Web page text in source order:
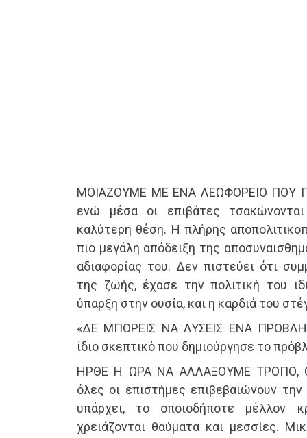
ΜΟΙΑΖΟΥΜΕ ΜΕ ΕΝΑ ΛΕΩΦΟΡΕΙΟ ΠΟΥ
ενώ μέσα οι επιβάτες
καλύτερη θέση. Η πλήρης
πιο μεγάλη απόδειξη της
αδιαφορίας του. Δεν πιστεύει ότι
της ζωής, έχασε την πολιτική του
ύπαρξη στην ουσία, και η καρδιά του
«ΔΕ ΜΠΟΡΕΙΣ ΝΑ ΛΥΣΕΙΣ ΕΝΑ
ίδιο σκεπτικό που δημιούργησε το
HΡΘΕ Η ΩΡΑ ΝΑ ΑΛΛΑΞΟΥΜΕ ΤΡΟΠΟ,
όλες οι επιστήμες επιβεβαιώνουν
υπάρχει, το οποιοδήποτε μέλλον
χρειάζονται θαύματα και μεσσίες.